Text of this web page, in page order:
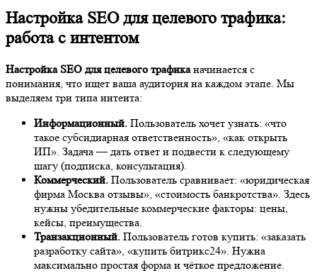
Настройка SEO для целевого трафика:
работа с интентом
Настройка SEO для целевого трафиканачинается с
понимания, что ищет ваша аудитория на каждом этапе. Мы
выделяем три типа интента:
Информационный. Пользователь хочет узнать: «что
такое субсидиарная ответственность», «как открыть
ИП». Задача — дать ответ и подвести к следующему
шагу (подписка, консультация).
Коммерческий. Пользователь сравнивает: «юридическая
фирма Москва отзывы», «стоимость банкротства». Здесь
нужны убедительные коммерческие факторы: цены,
кейсы, преимущества.
Транзакционный. Пользователь готов купить: «заказать
разработку сайта», «купить битрикс24». Нужна
максимально простая форма и чёткое предложение.